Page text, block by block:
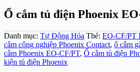
Ổ cắm tủ điện Phoenix
Danh mục: Tự Động Hóa Thẻ: EO-CF/PT
cắm công nghiệp Phoenix Contact, ổ cắm
cắm Phoenix EO-CF/PT, Ổ cắm tủ điện
kiện tủ điện Phoenix